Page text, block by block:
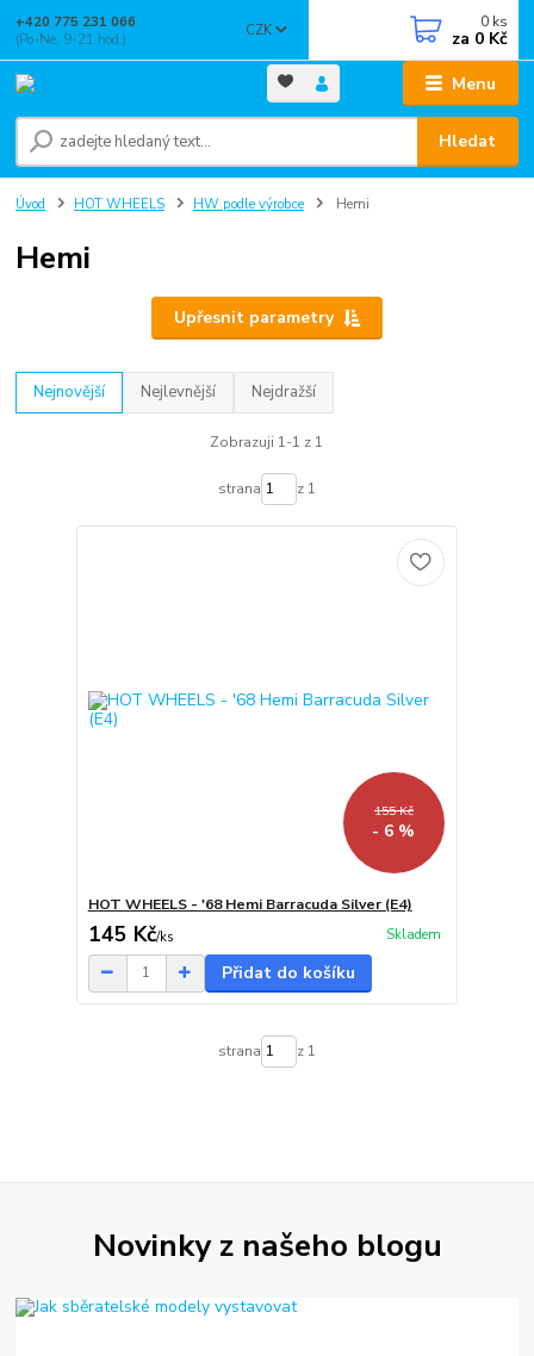
Menu
CZK
Hledat
+420 775 231 066
(Po-Ne, 9-21 hod.)
0 ks
za 0 Kč
Úvod HOT WHEELS HW podle výrobce Hemi
Hemi
Upřesnit parametry
Nejnovější Nejlevnější Nejdražší
Zobrazuji 1-1 z 1
strana z 1
155 Kč
- 6 %
HOT WHEELS - '68 Hemi Barracuda Silver (E4)
145 Kč/ks Skladem
Přidat do košíku
strana z 1
Novinky z našeho blogu